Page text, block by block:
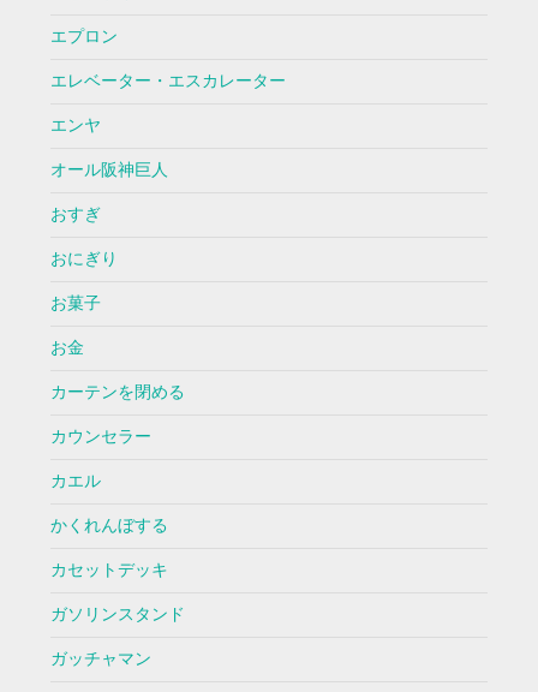
エプロン
エレベーター・エスカレーター
エンヤ
オール阪神巨人
おすぎ
おにぎり
お菓子
お金
カーテンを閉める
カウンセラー
カエル
かくれんぼする
カセットデッキ
ガソリンスタンド
ガッチャマン